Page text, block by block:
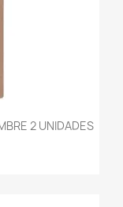
2 UNIDADES